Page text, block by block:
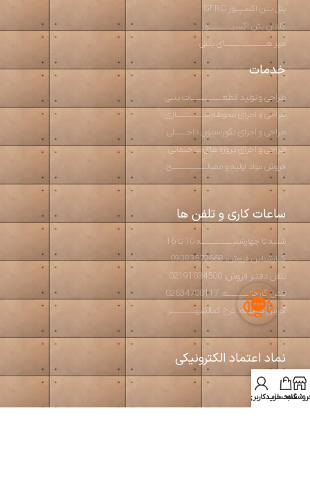
پنل بتن اکسپــوز GFRC
گلدان بتن اکسپـــــــــــوز
میز هــــــــــــــــــــای بتنی
خدمات
طراحی و تولید قطعـــــــــــــــات بتنی
طراحی و اجرای محوطه ســـــــــــــازی
طراحی و اجرای دکوراسیون داخــــــلی
طراحی و اجرای پروژه های ساختمانی
فروش مواد اولیه و مصالـــــــــــــــــح
ساعات کاری و تلفن ها
شنبه تا چهارشنبـــــــــــــــه 10 تا 16
کــارشناس فروش: 09383572668
تلفن دفتـر فروش: 02191034500
تلفن کارخانــــــــــه: 02634700117
آدرس کارخانه: کرج کمالشهــــــــــــر
نماد اعتماد الکترونیکی
سبد خرید
حساب کاربری من